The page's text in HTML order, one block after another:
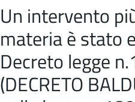
Un intervento
materia è stato
Decreto legge
(DECRETO